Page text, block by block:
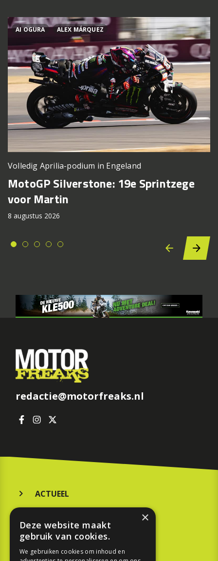
AI OGURA ALEX MÁRQUEZ
Volledig Aprilia-podium in Engeland
MotoGP Silverstone: 19e Sprintzege
voor Martin
8 augustus 2026
redactie@motorfreaks.nl
ACTUEEL
KOOPGIDS
TESTEN
×
Deze website maakt
gebruik van cookies.
We gebruiken cookies om inhoud en